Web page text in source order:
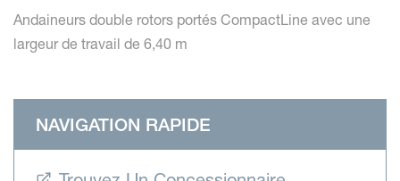
Andaineurs double rotors portés CompactLine avec une
largeur de travail de 6,40 m
NAVIGATION RAPIDE